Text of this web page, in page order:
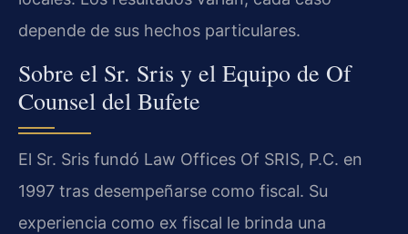
depende de sus hechos particulares.
Sobre el Sr. Sris y el Equipo de Of
Counsel del Bufete
El Sr. Sris fundó Law Offices Of SRIS, P.C. en
1997 tras desempeñarse como fiscal. Su
experiencia como ex fiscal le brinda una